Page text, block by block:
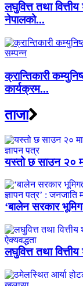
लघुवित्त तथा
नेपालको...
क्रान्तिकारी
कार्यक्रम...
ताजा
यस्तो छ साउन २०
‘बालेन सरकार
लघुवित्त तथा